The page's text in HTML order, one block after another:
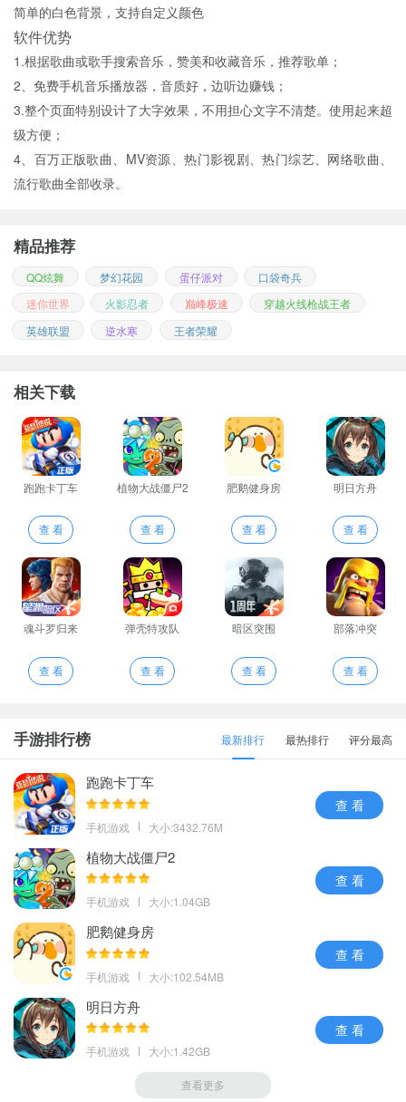
简单的白色背景，支持自定义颜色
软件优势
1.根据歌曲或歌手搜索音乐，赞美和收藏音乐，推荐歌单；
2、免费手机音乐播放器，音质好，边听边赚钱；
3.整个页面特别设计了大字效果，不用担心文字不清楚。使用起来超
级方便；
4、百万正版歌曲、MV资源、热门影视剧、热门综艺、网络歌曲、
流行歌曲全部收录。
精品推荐
QQ炫舞 梦幻花园 蛋仔派对
口袋奇兵
迷你世界
火影忍者 巅峰极速
穿越火线枪战王者
英雄联盟
逆水寒 王者荣耀
相关下载
跑跑卡丁车
查 看
植物大战僵尸2
查 看
肥鹅健身房
查 看
明日方舟
查 看
魂斗罗归来
查 看
弹壳特攻队
查 看
暗区突围
查 看
部落冲突
查 看
手游排行榜 最新排行 最热排行 评分最高
跑跑卡丁车
手机游戏 大小:3432.76M
查 看
植物大战僵尸2
手机游戏 大小:1.04GB
查 看
肥鹅健身房
手机游戏 大小:102.54MB
查 看
明日方舟
手机游戏 大小:1.42GB
查 看
查看更多